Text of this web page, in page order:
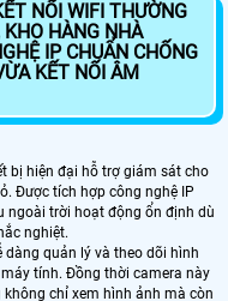
NỐI WIFI THƯỜNG
KHO HÀNG NHÀ
IP CHUẨN CHỐNG
KẾT NỐI ÂM
bị hiện đại hỗ trợ giám sát cho
Được tích hợp công nghệ IP
ngoài trời hoạt động ổn định dù
nghiệt.
quản lý và theo dõi hình
tính. Đồng thời camera này
chỉ xem hình ảnh mà còn